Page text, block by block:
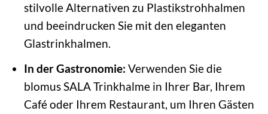
stilvolle Alternativen zu Plastikstrohhalmen
und beeindrucken Sie mit den eleganten
Glastrinkhalmen.
In der Gastronomie: Verwenden Sie die
blomus SALA Trinkhalme in Ihrer Bar, Ihrem
Café oder Ihrem Restaurant, um Ihren Gästen